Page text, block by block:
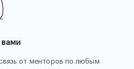
от менторов по любым